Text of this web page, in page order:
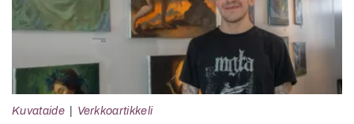
Kuvataide Verkkoartikkeli